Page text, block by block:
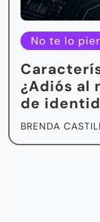
No te lo
¿Adiós al
de
BRENDA